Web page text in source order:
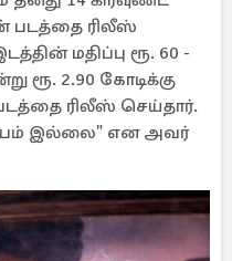
படத்தை ரிலீஸ்
மதிப்பு ரூ. 60 -
ரூ. 2.90 கோடிக்கு
ரிலீஸ் செய்தார்.
இல்லை" என அவர்